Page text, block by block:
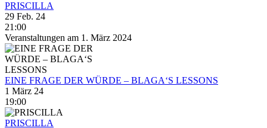
PRISCILLA
29 Feb. 24
21:00
Veranstaltungen am 1. März 2024
EINE FRAGE DER WÜRDE – BLAGA‘S LESSONS
1 März 24
19:00
PRISCILLA